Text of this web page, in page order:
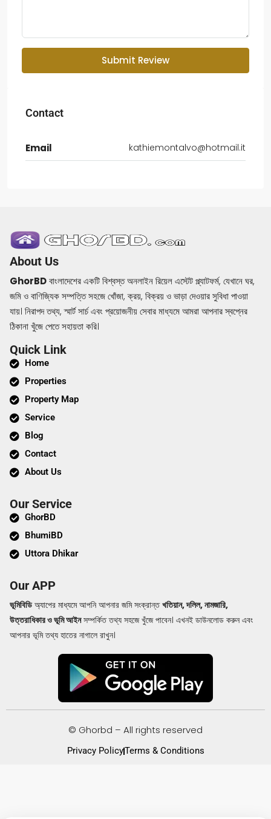
Submit Review
Contact
Email kathiemontalvo@hotmail.it
About Us
GhorBDবাংলাদেশের একটি বিশ্বস্ত অনলাইন রিয়েল এস্টেট প্ল্যাটফর্ম, যেখানে ঘর,
জমি ও বাণিজ্যিক সম্পত্তি সহজে খোঁজা, ক্রয়, বিক্রয় ও ভাড়া দেওয়ার সুবিধা পাওয়া
যায়। নিরাপদ তথ্য, স্মার্ট সার্চ এবং প্রয়োজনীয় সেবার মাধ্যমে আমরা আপনার স্বপ্নের
ঠিকানা খুঁজে পেতে সহায়তা করি।
Quick Link
Home
Properties
Property Map
Service
Blog
Contact
About Us
Our Service
GhorBD
BhumiBD
Uttora Dhikar
Our APP
ভূমিবিডিঅ্যাপের মাধ্যমে আপনি আপনার জমি সংক্রান্তখতিয়ান, দলিল, নামজারি,
উত্তরাধিকার ও ভূমি আইনসম্পর্কিত তথ্য সহজে খুঁজে পাবেন। এখনই ডাউনলোড করুন এবং
আপনার ভূমি তথ্য হাতের নাগালে রাখুন।
© Ghorbd – All rights reserved
Privacy PolicyTerms & Conditions